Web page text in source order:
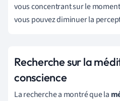
vous concentrant sur le
vous pouvez diminuer la
Recherche sur la
conscience
La recherche a montré que la